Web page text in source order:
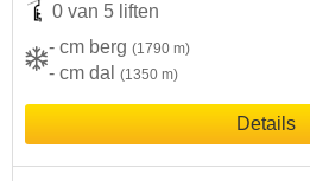
0 van 5 liften
- cm berg (1790 m)
- cm dal (1350 m)
Details